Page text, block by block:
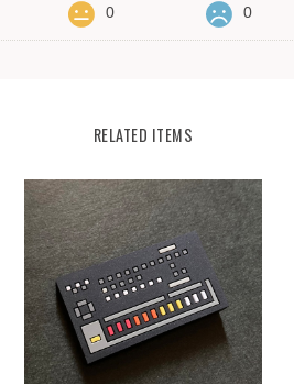
0 0
RELATED ITEMS